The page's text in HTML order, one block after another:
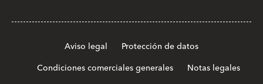
Aviso legal
Protección de datos
Condiciones comerciales generales
Notas legales